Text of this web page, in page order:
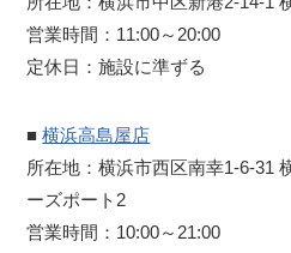
営業時間：11:00～20:00
定休日：施設に準ずる
■横浜高島屋店
所在地：横浜市西区南幸1-6-31
ーズポート2
営業時間：10:00～21:00